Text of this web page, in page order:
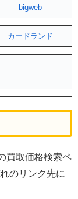
bigweb
カードランド
買取価格検索ペ
のリンク先に